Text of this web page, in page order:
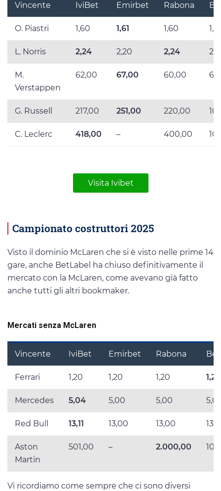
Vincente IviBet Emirbet Rabona
O. Piastri 1,60 1,61 1,60
L. Norris 2,24 2,20 2,24
M.
Verstappen
62,00 67,00 60,00
G. Russell 217,00 251,00 220,00
C. Leclerc 418,00 – 400,00
Visita Ivibet
Campionato costruttori 2025
Visto il dominio McLaren che si è visto nelle prime 14
gare, anche BetLabel ha chiuso definitivamente il
mercato con la McLaren, come avevano già fatto
anche tutti gli altri bookmaker.
Mercati senza McLaren
Vincente IviBet Emirbet Rabona
Ferrari 1,20 1,20 1,20
Mercedes 5,04 5,00 5,00
Red Bull 13,11 13,00 13,00
Aston
Martin
501,00 – 2.000,00
Vi ricordiamo come sempre che ci sono diversi